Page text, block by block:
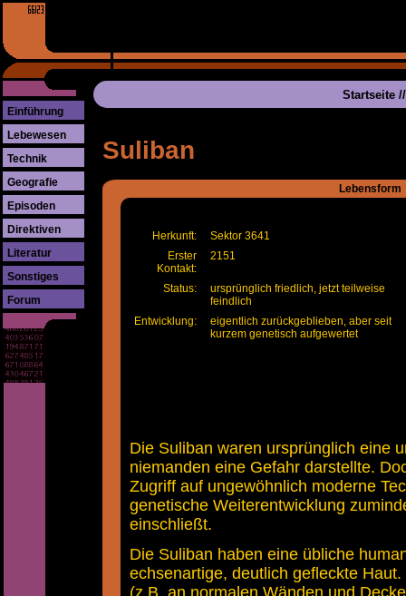
Einführung
Lebewesen
Technik
Geografie
Episoden
Direktiven
Literatur
Sonstiges
Forum
Startseite
Suliban
Lebensform
Herkunft:
Sektor 3641
Erster
Kontakt:
2151
Status:
ursprünglich friedlich, jetzt teilweise
feindlich
Entwicklung:
eigentlich zurückgeblieben, aber seit
kurzem genetisch aufgewertet
Die Suliban waren ursprünglich eine
niemanden eine Gefahr darstellte.
Zugriff auf ungewöhnlich moderne
genetische Weiterentwicklung
einschließt.
Die Suliban haben eine übliche
echsenartige, deutlich gefleckte